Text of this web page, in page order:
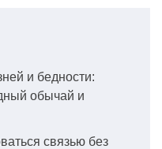
и бедности:
обычай и
связью без